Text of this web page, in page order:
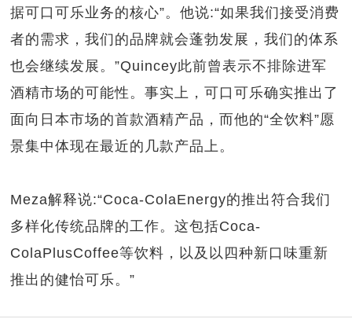
据可口可乐业务的核心”。他说:“如果我们接受消费
者的需求，我们的品牌就会蓬勃发展，我们的体系
也会继续发展。”Quincey此前曾表示不排除进军
酒精市场的可能性。事实上，可口可乐确实推出了
面向日本市场的首款酒精产品，而他的“全饮料”愿
景集中体现在最近的几款产品上。
Meza解释说:“Coca-ColaEnergy的推出符合我们
多样化传统品牌的工作。这包括Coca-
ColaPlusCoffee等饮料，以及以四种新口味重新
推出的健怡可乐。”